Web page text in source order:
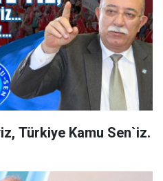
Türkiye Kamu Sen`iz.